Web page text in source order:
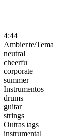
4:44
Ambiente/Tema
neutral
cheerful
corporate
summer
Instrumentos
drums
guitar
strings
Outras tags
instrumental